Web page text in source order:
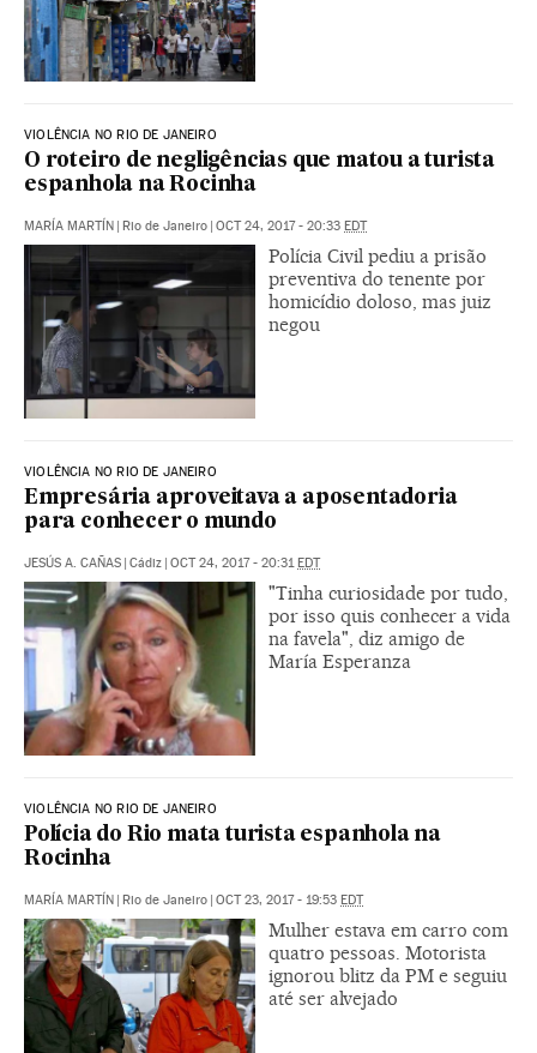
VIOLÊNCIA NO RIO DE JANEIRO
O roteiro de negligências que matou a turista
espanhola na Rocinha
MARÍA MARTÍN | Rio de Janeiro | OCT 24, 2017 - 20:33 EDT
Polícia Civil pediu a prisão
preventiva do tenente por
homicídio doloso, mas juiz
negou
VIOLÊNCIA NO RIO DE JANEIRO
Empresária aproveitava a aposentadoria
para conhecer o mundo
JESÚS A. CAÑAS | Cádiz | OCT 24, 2017 - 20:31EDT
"Tinha curiosidade por tudo,
por isso quis conhecer a vida
na favela", diz amigo de
María Esperanza
VIOLÊNCIA NO RIO DE JANEIRO
Polícia do Rio mata turista espanhola na
Rocinha
MARÍA MARTÍN | Rio de Janeiro | OCT 23, 2017 - 19:53 EDT
Mulher estava em carro com
quatro pessoas. Motorista
ignorou blitz da PM e seguiu
até ser alvejado